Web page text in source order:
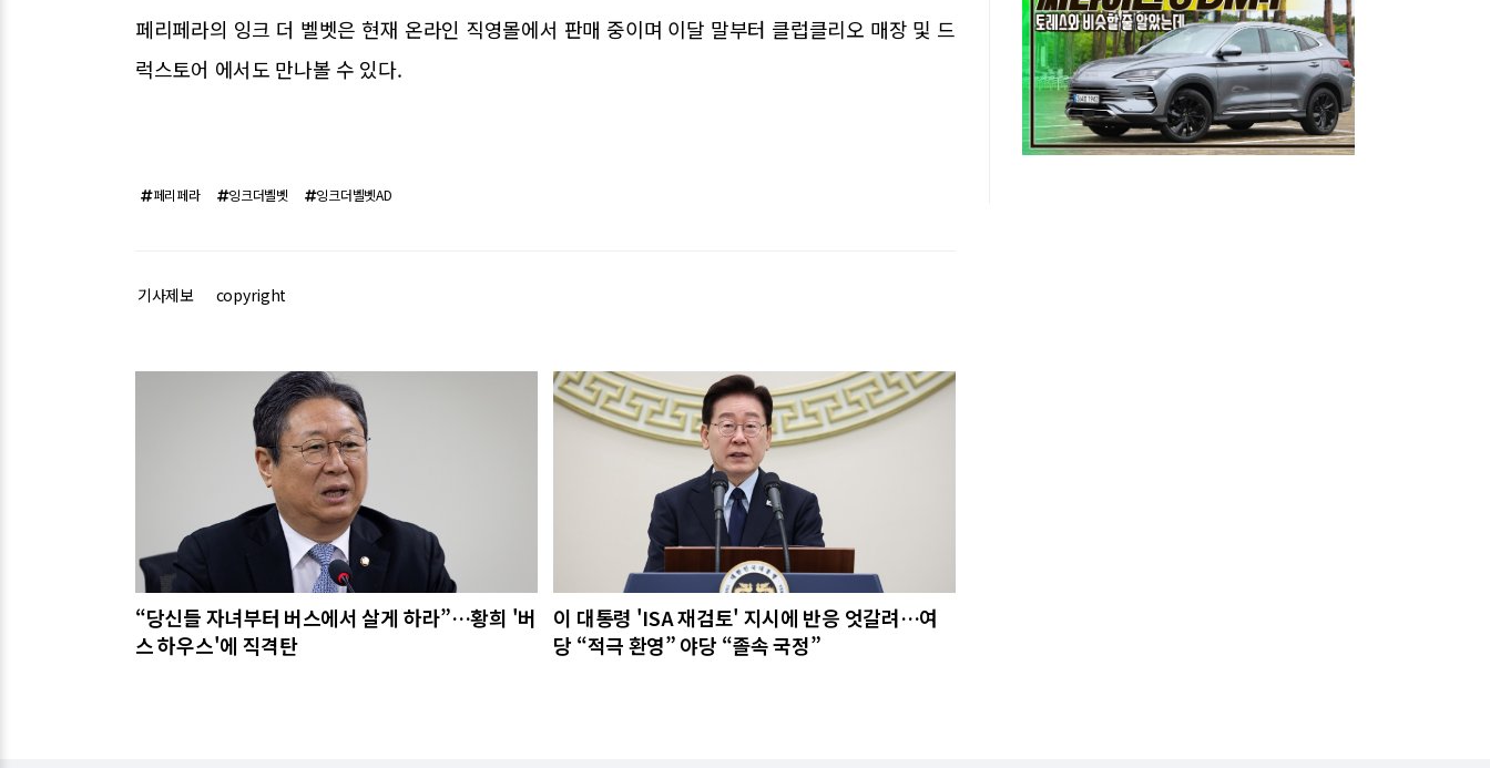
페리페라의 잉크 더 벨벳은 현재 온라인 직영몰에서 판매 중이며 이달 말부터 클럽클리오 매장 및 드
럭스토어 에서도 만나볼 수 있다.
페리페라 잉크더벨벳 잉크더벨벳AD
기사제보 copyright
관련기사
“당신들 자녀부터 버스에서 살게 하라”…황희 '버
스 하우스'에 직격탄
이 대통령 'ISA 재검토' 지시에 반응 엇갈려…여
당 “적극 환영” 야당 “졸속 국정”